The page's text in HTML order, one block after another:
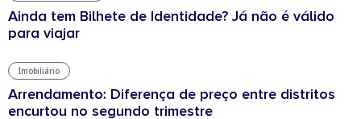
Ainda tem Bilhete de Identidade? Já não é válido
para viajar
Imobiliário
Arrendamento: Diferença de preço entre distritos
encurtou no segundo trimestre